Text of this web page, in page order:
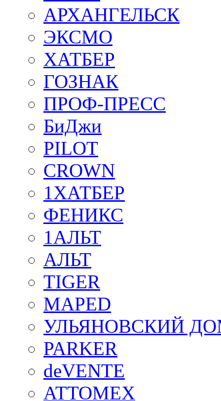
АРХАНГЕЛЬСК
ЭКСМО
ХАТБЕР
ГОЗНАК
ПРОФ-ПРЕСС
БиДжи
PILOT
CROWN
1ХАТБЕР
ФЕНИКС
1АЛЬТ
АЛЬТ
TIGER
MAPED
УЛЬЯНОВСКИЙ
PARKER
deVENTE
ATTOMEX